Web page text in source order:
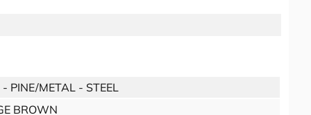
PINE/METAL - STEEL
BROWN